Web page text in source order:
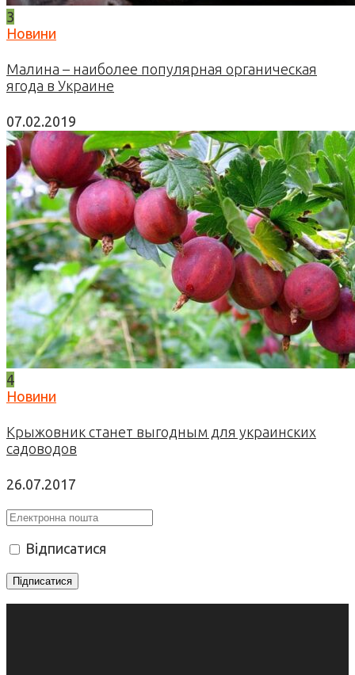
3
Новини
Малина – наиболее популярная органическая
ягода в Украине
07.02.2019
4
Новини
Крыжовник станет выгодным для украинских
садоводов
26.07.2017
Відписатися